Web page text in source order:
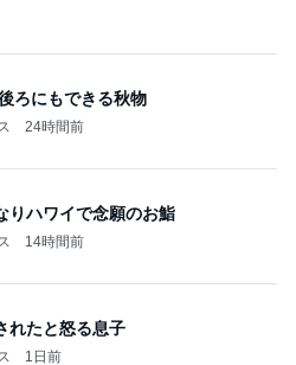
りハワイで念願のお鮨
14時間前
れたと怒る息子
1日前
のなんでもプレゼン！
20時間前